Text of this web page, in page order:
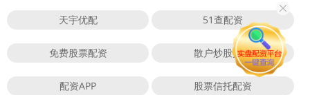
天宇优配 51查配资
免费股票配资 散户炒股技巧
配资APP 股票信托配资